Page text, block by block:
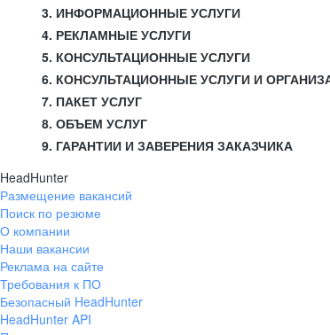
3. ИНФОРМАЦИОННЫЕ УСЛУГИ
4. РЕКЛАМНЫЕ УСЛУГИ
5. КОНСУЛЬТАЦИОННЫЕ УСЛУГИ
6. КОНСУЛЬТАЦИОННЫЕ УСЛУГИ И
7. ПАКЕТ УСЛУГ
8. ОБЪЕМ УСЛУГ
9. ГАРАНТИИ И ЗАВЕРЕНИЯ ЗАКАЗЧИКА
HeadHunter
Размещение вакансий
Поиск по резюме
О компании
Наши вакансии
Реклама на сайте
Требования к ПО
Безопасный HeadHunter
HeadHunter API